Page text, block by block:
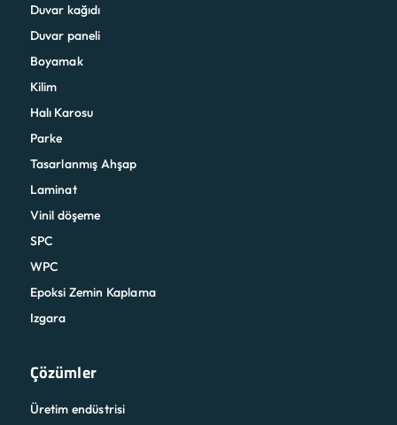
Duvar kağıdı
Duvar paneli
Boyamak
Kilim
Halı Karosu
Parke
Tasarlanmış Ahşap
Laminat
Vinil döşeme
SPC
WPC
Epoksi Zemin Kaplama
Izgara
Çözümler
Üretim endüstrisi